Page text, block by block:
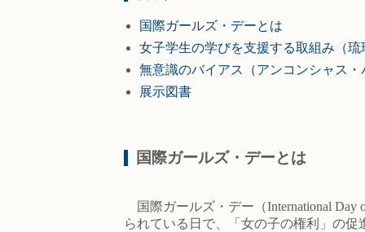
国際ガールズ・デーとは
女子学生の学びを支援する取組み（
無意識のバイアス（アンコンシャス
展示図書
国際ガールズ・デーとは
国際ガールズ・デー（International Day
られている日で、「女の子の権利」の